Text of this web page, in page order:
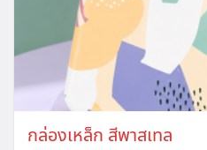
กล่องเหล็ก สีพาสเทล